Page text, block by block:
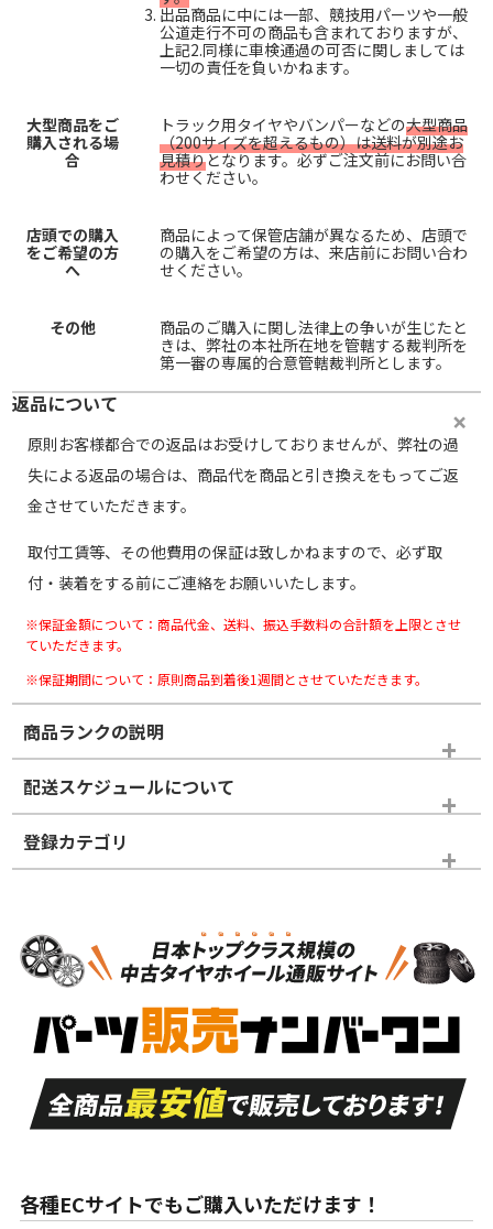
出品商品に中には一部、競技用パーツや一般
公道走行不可の商品も含まれておりますが、
上記2.同様に車検通過の可否に関しましては
一切の責任を負いかねます。
大型商品をご
購入される場
合
トラック用タイヤやバンパーなどの大型商品
（200サイズを超えるもの）は送料が別途お
見積りとなります。必ずご注文前にお問い合
わせください。
店頭での購入
をご希望の方
へ
商品によって保管店舗が異なるため、店頭で
の購入をご希望の方は、来店前にお問い合わ
せください。
その他
商品のご購入に関し法律上の争いが生じたと
きは、弊社の本社所在地を管轄する裁判所を
第一審の専属的合意管轄裁判所とします。
返品について
原則お客様都合での返品はお受けしておりませんが、弊社の過
失による返品の場合は、商品代を商品と引き換えをもってご返
金させていただきます。
取付工賃等、その他費用の保証は致しかねますので、必ず取
付・装着をする前にご連絡をお願いいたします。
※保証金額について：商品代金、送料、振込手数料の合計額を上限とさせ
ていただきます。
※保証期間について：原則商品到着後1週間とさせていただきます。
商品ランクの説明
※商品ランクは出品者の主観により判断しておりますので、あら
かじめご了承ください。
ホイールランク
S
品）
S
新車外し品（新古
付き
A
走行距離も少なく、
目立つ傷もほとんど
ない中古品
A
走行距離も少なく、
非常に状態の良い中
古品
な中古品
んどない中古品
配送スケジュールについて
登録カテゴリ
ホイールのみ
各種ECサイトでもご購入いただけます！